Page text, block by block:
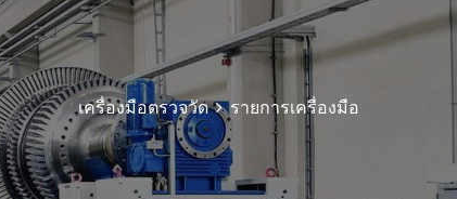
เครื่องมือตรวจวัด รายการเครื่องมือ